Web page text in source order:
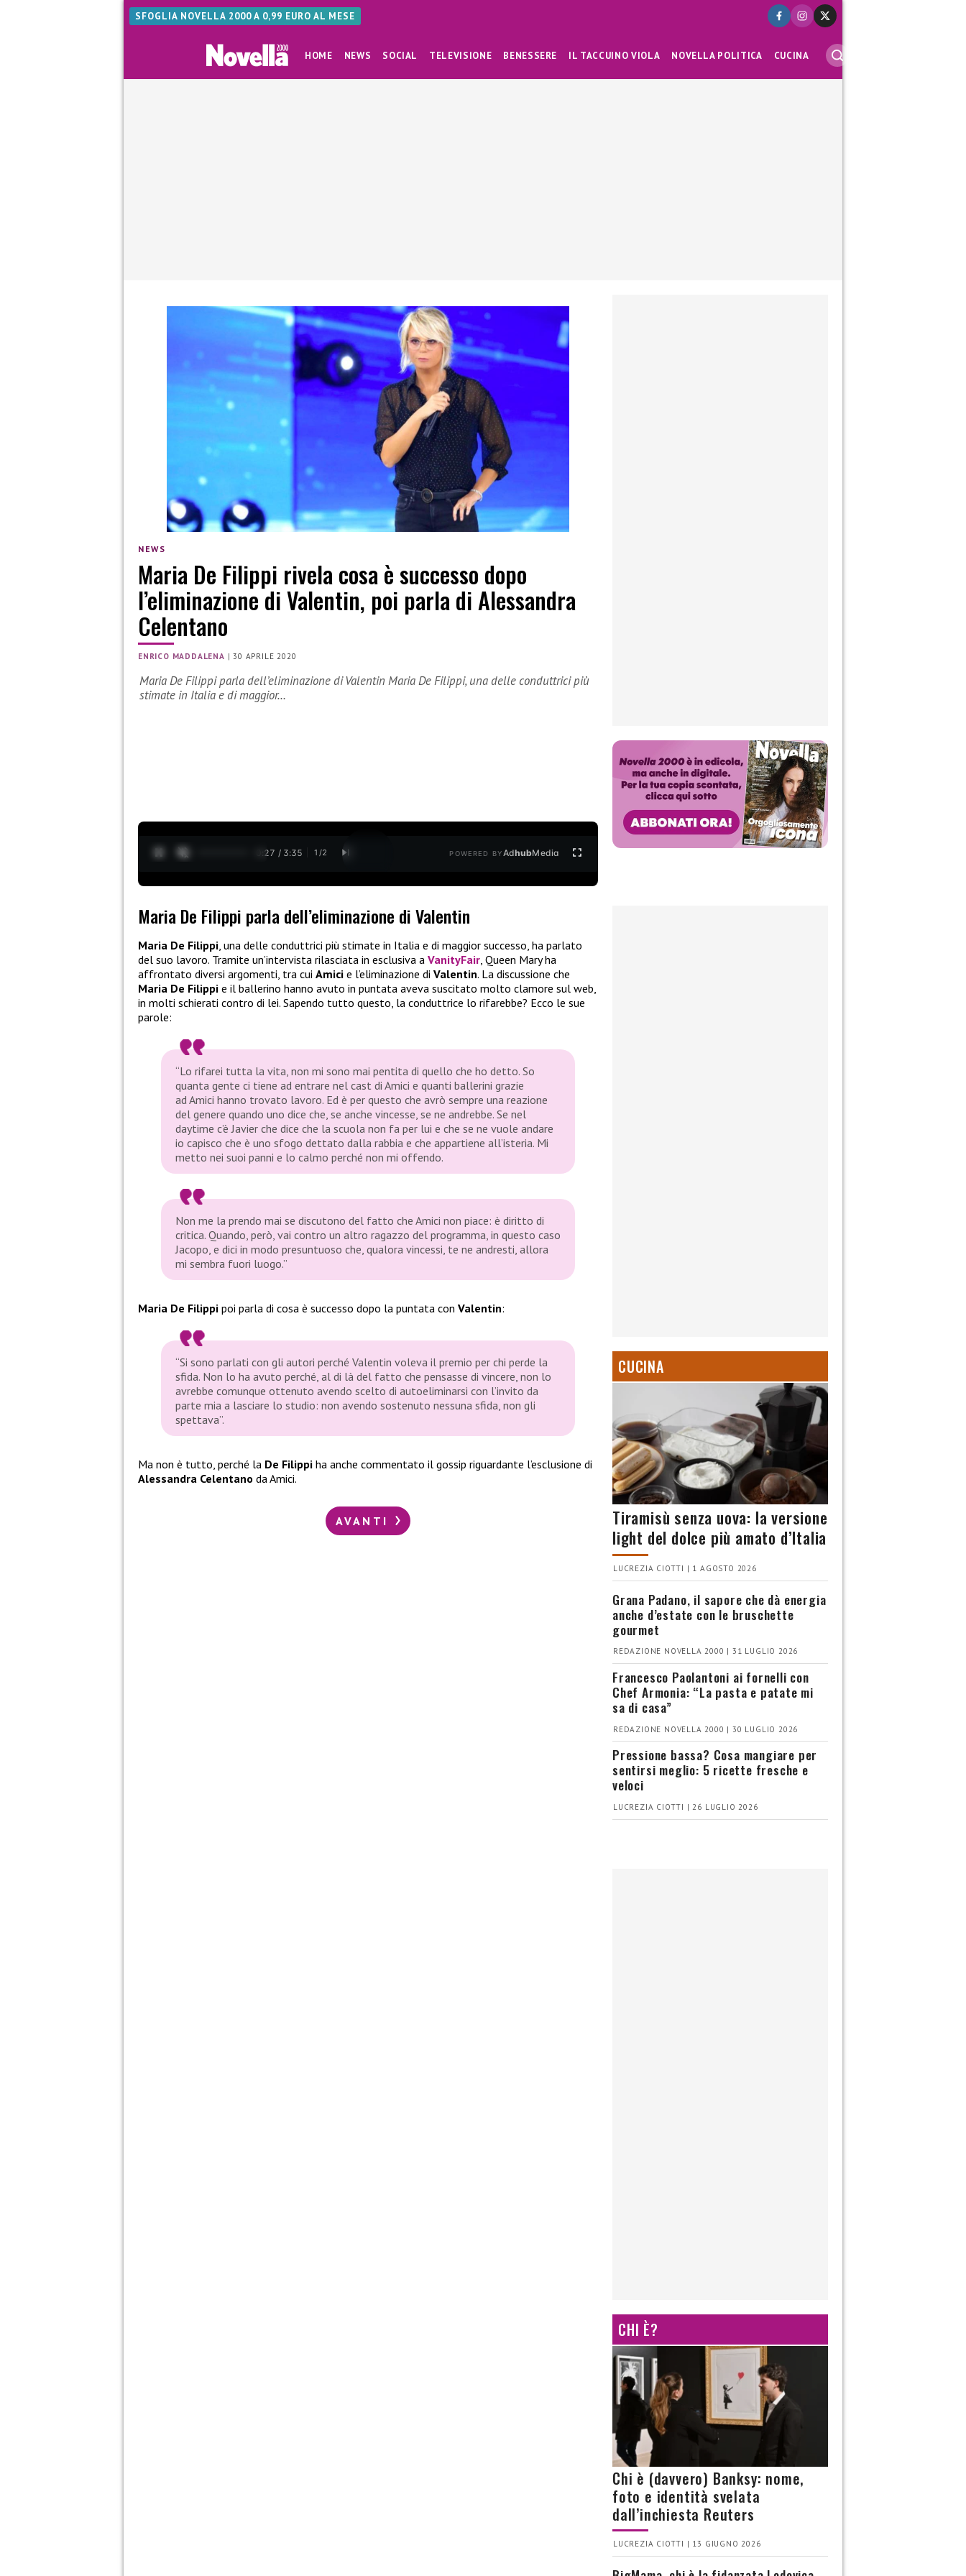
SFOGLIA NOVELLA 2000 A 0,99 EURO AL MESE
HOME NEWS SOCIAL TELEVISIONE BENESSERE IL TACCUINO VIOLA NOVELLA POLITICA CUCINA
NEWS
Maria De Filippi rivela cosa è successo dopo
l’eliminazione di Valentin, poi parla di Alessandra
Celentano
ENRICO MADDALENA |30 APRILE 2020
Maria De Filippi parla dell’eliminazione di Valentin Maria De Filippi, una delle conduttrici più
stimate in Italia e di maggior…
0:28 / 3:35 1 /2 POWERED BYAdhubMedia
Maria De Filippi parla dell’eliminazione di Valentin
Maria De Filippi , una delle conduttrici più stimate in Italia e di maggior successo, ha parlato
del suo lavoro. Tramite un’intervista rilasciata in esclusiva a VanityFair , Queen Mary ha
affrontato diversi argomenti, tra cui Amici e l’eliminazione di Valentin. La discussione che
Maria De Filippi e il ballerino hanno avuto in puntata aveva suscitato molto clamore sul web,
in molti schierati contro di lei. Sapendo tutto questo, la conduttrice lo rifarebbe? Ecco le sue
parole:
“Lo rifarei tutta la vita, non mi sono mai pentita di quello che ho detto. So
quanta gente ci tiene ad entrare nel cast di Amici e quanti ballerini grazie
ad Amici hanno trovato lavoro. Ed è per questo che avrò sempre una reazione
del genere quando uno dice che, se anche vincesse, se ne andrebbe. Se nel
daytime c’è Javier che dice che la scuola non fa per lui e che se ne vuole andare
io capisco che è uno sfogo dettato dalla rabbia e che appartiene all’isteria. Mi
metto nei suoi panni e lo calmo perché non mi offendo.
Non me la prendo mai se discutono del fatto che Amici non piace: è diritto di
critica. Quando, però, vai contro un altro ragazzo del programma, in questo caso
Jacopo, e dici in modo presuntuoso che, qualora vincessi, te ne andresti, allora
mi sembra fuori luogo.”
Maria De Filippi poi parla di cosa è successo dopo la puntata con Valentin:
“Si sono parlati con gli autori perché Valentin voleva il premio per chi perde la
sfida. Non lo ha avuto perché, al di là del fatto che pensasse di vincere, non lo
avrebbe comunque ottenuto avendo scelto di autoeliminarsi con l’invito da
parte mia a lasciare lo studio: non avendo sostenuto nessuna sfida, non gli
spettava”.
Ma non è tutto, perché la De Filippi ha anche commentato il gossip riguardante l’esclusione di
Alessandra Celentano da Amici.
AVANTI
CUCINA
Tiramisù senza uova: la versione
light del dolce più amato d’Italia
LUCREZIA CIOTTI | 1 AGOSTO 2026
Grana Padano, il sapore che dà energia
anche d’estate con le bruschette
gourmet
REDAZIONE NOVELLA 2000 | 31 LUGLIO 2026
Francesco Paolantoni ai fornelli con
Chef Armonia: “La pasta e patate mi
sa di casa”
REDAZIONE NOVELLA 2000 | 30 LUGLIO 2026
Pressione bassa? Cosa mangiare per
sentirsi meglio: 5 ricette fresche e
veloci
LUCREZIA CIOTTI | 26 LUGLIO 2026
CHI È?
Chi è (davvero) Banksy: nome,
foto e identità svelata
dall’inchiesta Reuters
LUCREZIA CIOTTI | 13 GIUGNO 2026